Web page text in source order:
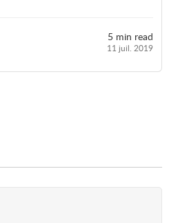
5 min read
11 juil. 2019